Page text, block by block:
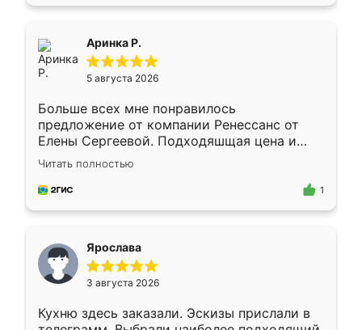
Аринка Р.
5 августа 2026
Больше всех мне понравилось
предложение от компании Ренессанс от
Елены Сергеевой. Подходяшщая цена и
короткие сроки изготовления. Приехавший
для замера сотрудник Владислав
предложил по моему эскизу самый
Читать полностью
1
Ярослава
3 августа 2026
Кухню здесь заказали. Эскизы прислали в